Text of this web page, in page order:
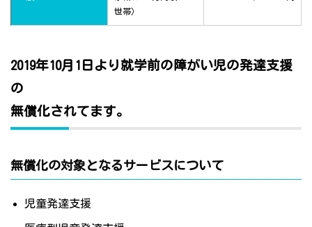
世帯）
2019年10月1日より就学前の障がい児の発達支援
の
無償化されてます。
無償化の対象となるサービスについて
児童発達支援